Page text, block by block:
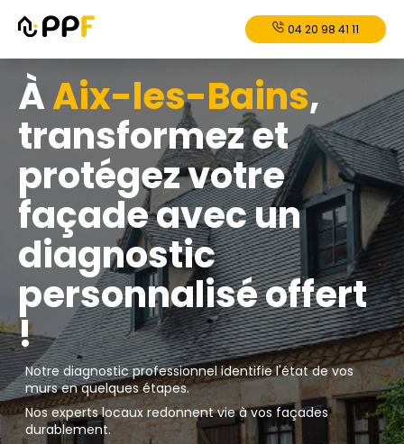
04 20 98 41 11
ÀAix-les-Bains,
transformez et
protégez votre
façade avec un
diagnostic
personnalisé offert
!
Notre diagnostic professionnel identifie l'état de vos
murs en quelques étapes.
Nos experts locaux redonnent vie à vos façades
durablement.